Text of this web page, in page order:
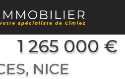
1 265 000 €
NICE